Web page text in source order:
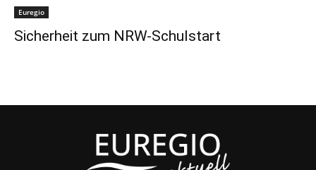
Euregio
Sicherheit zum NRW-Schulstart